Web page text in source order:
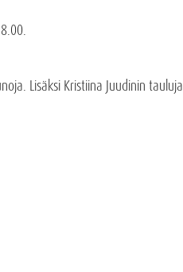
Lisäksi Kristiina Juudinin tauluja